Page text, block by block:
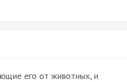
его от животных, и